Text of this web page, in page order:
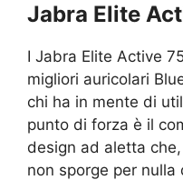
Jabra Elite
I Jabra Elite Active
migliori auricolari
chi ha in mente di
punto di forza è il
design ad aletta
non sporge per nulla